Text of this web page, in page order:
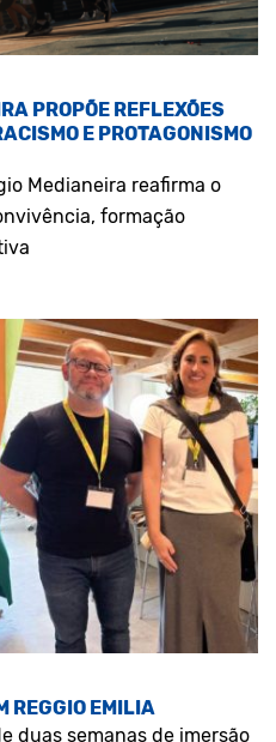
PROPÕE REFLEXÕES
E PROTAGONISMO
Medianeira reafirma o
formação
REGGIO EMILIA
duas semanas de imersão